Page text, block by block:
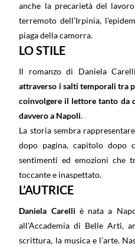
anche la precarietà del
terremoto dell’Irpinia,
piaga della camorra.
LO STILE
Il romanzo di Daniela
attraverso i salti temporali tra
coinvolgere il lettore tanto da
davvero a Napoli.
La storia sembra
dopo pagina, capitolo dopo
sentimenti ed emozioni che
toccante e inaspettato.
L’AUTRICE
Daniela Carelli è nata a
all’Accademia di Belle Arti,
scrittura, la musica e l’arte.